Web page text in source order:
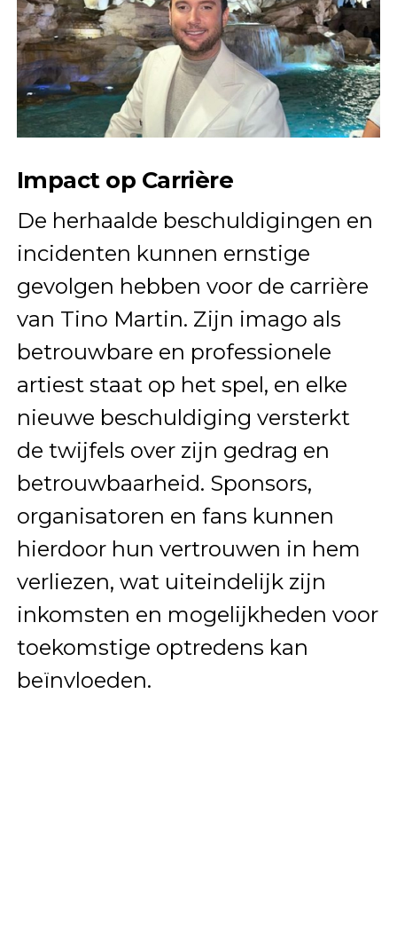
Impact op Carrière
De herhaalde beschuldigingen en
incidenten kunnen ernstige
gevolgen hebben voor de carrière
van Tino Martin. Zijn imago als
betrouwbare en professionele
artiest staat op het spel, en elke
nieuwe beschuldiging versterkt
de twijfels over zijn gedrag en
betrouwbaarheid. Sponsors,
organisatoren en fans kunnen
hierdoor hun vertrouwen in hem
verliezen, wat uiteindelijk zijn
inkomsten en mogelijkheden voor
toekomstige optredens kan
beïnvloeden.